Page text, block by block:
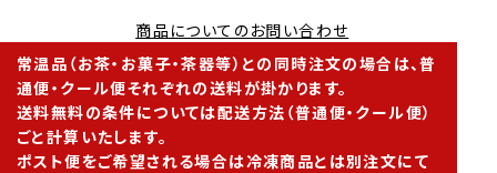
商品についてのお問い合わせ
常温品（お茶・お菓子・茶器等）との同時注文の場合は、普
通便・クール便それぞれの送料が掛かります。
送料無料の条件については配送方法（普通便・クール便）
ごと計算いたします。
ポスト便をご希望される場合は冷凍商品とは別注文にて